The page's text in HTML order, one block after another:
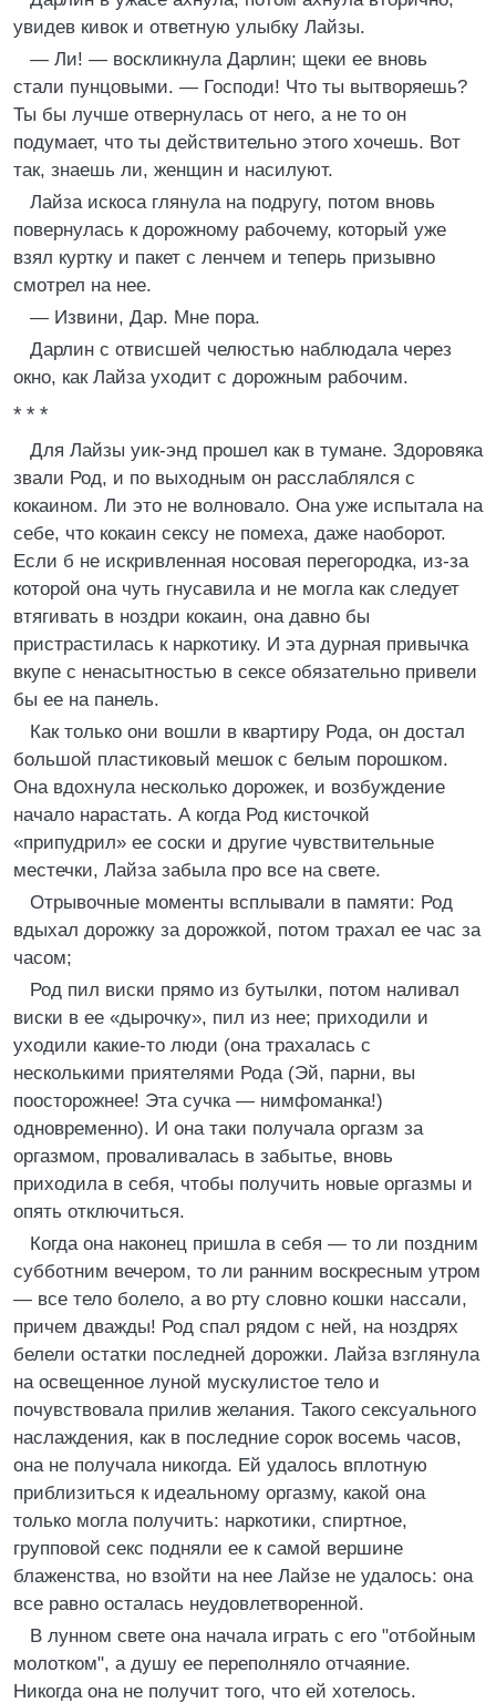
увидев кивок и ответную улыбку Лайзы.
— Ли! — воскликнула Дарлин; щеки ее вновь
стали пунцовыми. — Господи! Что ты вытворяешь?
Ты бы лучше отвернулась от него, а не то он
подумает, что ты действительно этого хочешь. Вот
так, знаешь ли, женщин и насилуют.
Лайза искоса глянула на подругу, потом вновь
повернулась к дорожному рабочему, который уже
взял куртку и пакет с ленчем и теперь призывно
смотрел на нее.
— Извини, Дар. Мне пора.
Дарлин с отвисшей челюстью наблюдала через
окно, как Лайза уходит с дорожным рабочим.
* * *
Для Лайзы уик-энд прошел как в тумане. Здоровяка
звали Род, и по выходным он расслаблялся с
кокаином. Ли это не волновало. Она уже испытала на
себе, что кокаин сексу не помеха, даже наоборот.
Если б не искривленная носовая перегородка, из-за
которой она чуть гнусавила и не могла как следует
втягивать в ноздри кокаин, она давно бы
пристрастилась к наркотику. И эта дурная привычка
вкупе с ненасытностью в сексе обязательно привели
бы ее на панель.
Как только они вошли в квартиру Рода, он достал
большой пластиковый мешок с белым порошком.
Она вдохнула несколько дорожек, и возбуждение
начало нарастать. А когда Род кисточкой
«припудрил» ее соски и другие чувствительные
местечки, Лайза забыла про все на свете.
Отрывочные моменты всплывали в памяти: Род
вдыхал дорожку за дорожкой, потом трахал ее час за
часом;
Род пил виски прямо из бутылки, потом наливал
виски в ее «дырочку», пил из нее; приходили и
уходили какие-то люди (она трахалась с
несколькими приятелями Рода (Эй, парни, вы
поосторожнее! Эта сучка — нимфоманка!)
одновременно). И она таки получала оргазм за
оргазмом, проваливалась в забытье, вновь
приходила в себя, чтобы получить новые оргазмы и
опять отключиться.
Когда она наконец пришла в себя — то ли поздним
субботним вечером, то ли ранним воскресным утром
— все тело болело, а во рту словно кошки нассали,
причем дважды! Род спал рядом с ней, на ноздрях
белели остатки последней дорожки. Лайза взглянула
на освещенное луной мускулистое тело и
почувствовала прилив желания. Такого сексуального
наслаждения, как в последние сорок восемь часов,
она не получала никогда. Ей удалось вплотную
приблизиться к идеальному оргазму, какой она
только могла получить: наркотики, спиртное,
групповой секс подняли ее к самой вершине
блаженства, но взойти на нее Лайзе не удалось: она
все равно осталась неудовлетворенной.
В лунном свете она начала играть с его "отбойным
молотком", а душу ее переполняло отчаяние.
Никогда она не получит того, что ей хотелось.